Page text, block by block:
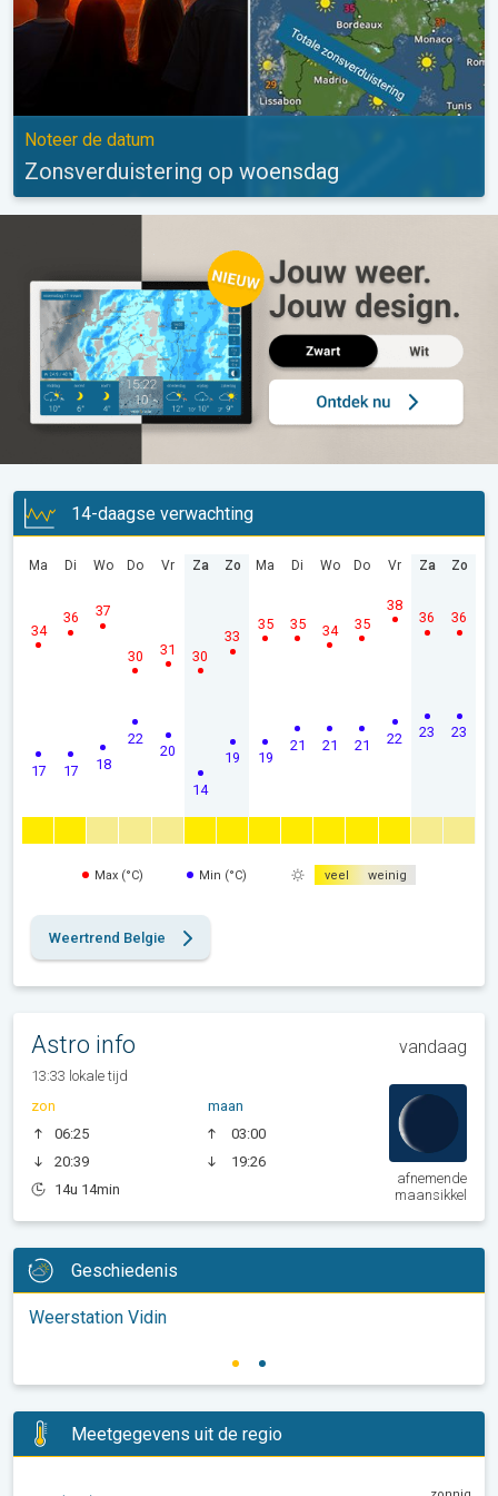
Noteer de datum
Zonsverduistering op woensdag
14-daagse verwachting
Ma
17
34
Di
17
36
Wo
18
37
Do
22
30
Vr
20
31
Za
14
30
Zo
19
33
Ma
19
35
Di
21
35
Wo
21
34
Do
21
35
Vr
22
38
Za
23
36
Zo
23
36
Max (°C) Min (°C) veel weinig
Weertrend Belgie
Astro info vandaag
13:33 lokale tijd
zon
06:25
20:39
14u 14min
maan
03:00
19:26
afnemende
maansikkel
Geschiedenis
Weerstation Vidin
Meetgegevens uit de regio